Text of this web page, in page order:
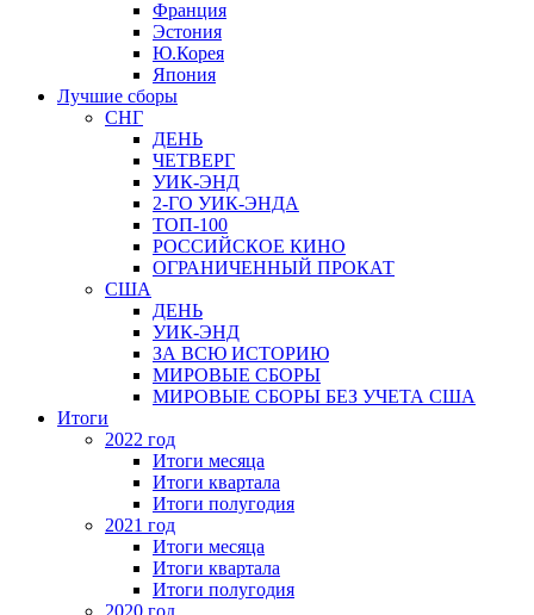
Франция
Эстония
Ю.Корея
Япония
Лучшие сборы
СНГ
ДЕНЬ
ЧЕТВЕРГ
УИК-ЭНД
2-ГО УИК-ЭНДА
ТОП-100
РОССИЙСКОЕ КИНО
ОГРАНИЧЕННЫЙ ПРОКАТ
США
ДЕНЬ
УИК-ЭНД
ЗА ВСЮ ИСТОРИЮ
МИРОВЫЕ СБОРЫ
МИРОВЫЕ СБОРЫ БЕЗ УЧЕТА США
Итоги
2022 год
Итоги месяца
Итоги квартала
Итоги полугодия
2021 год
Итоги месяца
Итоги квартала
Итоги полугодия